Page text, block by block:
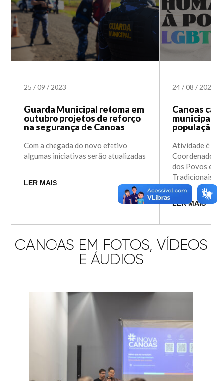
25/09/ 2023
Guarda Municipal retoma em
outubro projetos de reforço
na segurança de Canoas
Com a chegada do novo efetivo
algumas iniciativas serão atualizadas
LER MAIS
24/08/ 2023
Canoas
municipais
população
Atividade é
dos Povos e
Tradicionais
LER MAIS
CANOAS EM FOTOS, VÍDEOS
E ÁUDIOS